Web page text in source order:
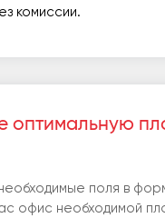
комиссии.
оптимальную
поля в
офис необходимой